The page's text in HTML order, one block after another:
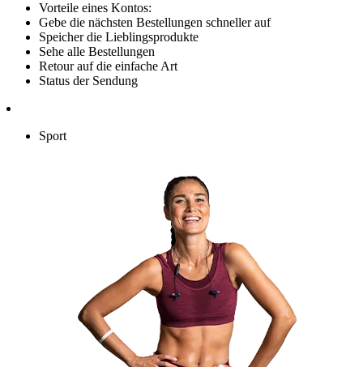
Vorteile eines Kontos:
Gebe die nächsten Bestellungen schneller auf
Speicher die Lieblingsprodukte
Sehe alle Bestellungen
Retour auf die einfache Art
Status der Sendung
Sport